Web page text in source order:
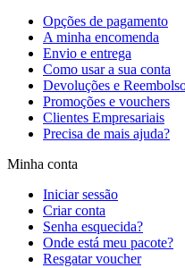
Opções de pagamento
A minha encomenda
Envio e entrega
Como usar a sua conta
Devoluções e
Promoções e vouchers
Clientes Empresariais
Precisa de mais ajuda?
Minha conta
Iniciar sessão
Criar conta
Senha esquecida?
Onde está meu pacote?
Resgatar voucher